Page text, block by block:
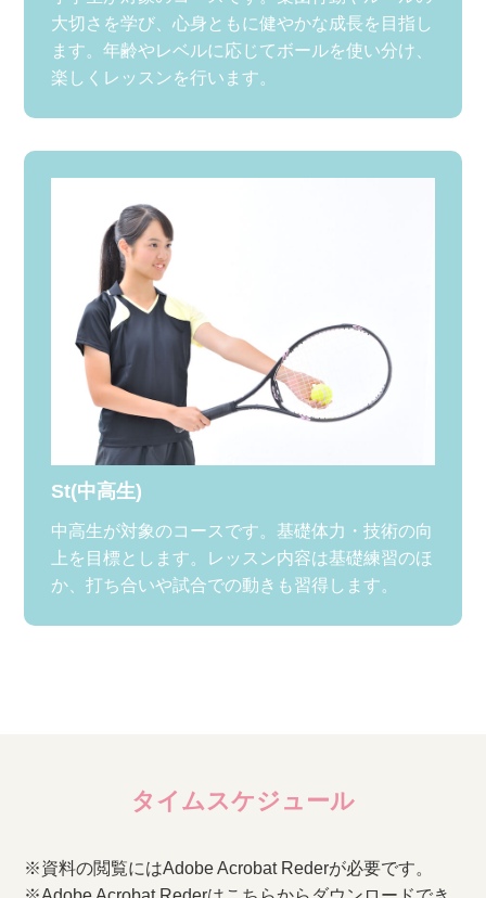
大切さを学び、心身ともに健やかな成長を目指し
ます。年齢やレベルに応じてボールを使い分け、
楽しくレッスンを行います。
St(中高生)
中高生が対象のコースです。基礎体力・技術の向
上を目標とします。レッスン内容は基礎練習のほ
か、打ち合いや試合での動きも習得します。
タイムスケジュール
※資料の閲覧にはAdobe Acrobat Rederが必要です。